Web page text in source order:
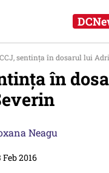
sentinţa în dosarul lui
în
Neagu
2016